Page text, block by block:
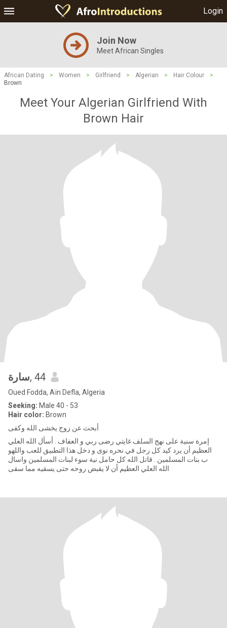
Login
Join Now
Meet African Singles
African Dating > Women > Girlfriend > Algerian > Hair Colour
>
Brown
Meet Your Algerian Girlfriend With
Brown Hair
سارة, 44
Oued Fodda, Aïn Defla, Algeria
Seeking: Male 40 - 53
Hair color: Brown
أبحث عن زوج يخشى الله وكفى
إمرة سنية على نهج السلف غايتي رضى ربي و العفاف . أسأل الله العلي
العظيم أن يرد كيد كل رجل في نحره نوى و دخل هذا التطبيق للعب واللهو
ب بنات المسلمين . قاتل الله كل حامل نية سوء لبنات المسلمين واسال
الله العلي العظيم أن لا يقبض روحه حتى يسقيه مما سقى